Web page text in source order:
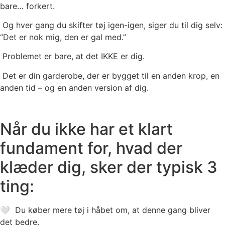
bare… forkert.
Og hver gang du skifter tøj igen-igen, siger du til dig selv:
“Det er nok mig, den er gal med.”
Problemet er bare, at det IKKE er dig.
Det er din garderobe, der er bygget til en anden krop, en
anden tid – og en anden version af dig.
Når du ikke har et klart
fundament for, hvad der
klæder dig, sker der typisk 3
ting:
🤍 Du køber mere tøj i håbet om, at denne gang bliver
det bedre.